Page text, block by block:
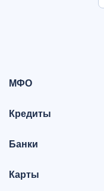
МФО
Кредиты
Банки
Карты